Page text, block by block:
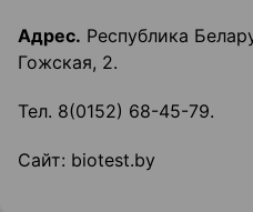
Адрес. Республика
Гожская, 2.
Тел. 8(0152) 68-45-79.
Сайт: biotest.by